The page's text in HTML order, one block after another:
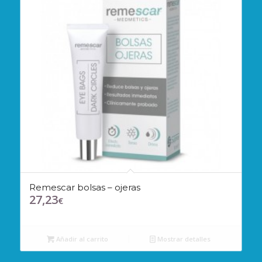
Remescar bolsas – ojeras
27,23€
Añadir al carrito Mostrar detalles